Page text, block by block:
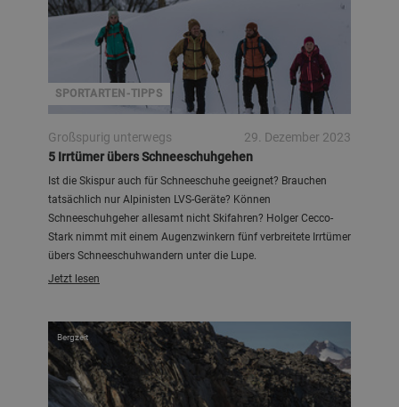
SPORTARTEN-TIPPS
Großspurig unterwegs
29. Dezember 2023
5 Irrtümer übers Schneeschuhgehen
Ist die Skispur auch für Schneeschuhe geeignet? Brauchen
tatsächlich nur Alpinisten LVS-Geräte? Können
Schneeschuhgeher allesamt nicht Skifahren? Holger Cecco-
Stark nimmt mit einem Augenzwinkern fünf verbreitete Irrtümer
übers Schneeschuhwandern unter die Lupe.
Jetzt lesen
Bergzeit